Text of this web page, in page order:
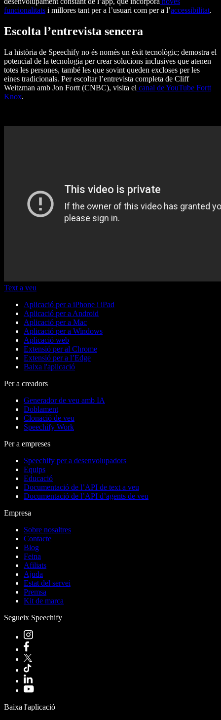
funcionalitats i millores tant per a l’usuari com per a l’accessibilitat.
Escolta l’entrevista sencera
La història de Speechify no és només un èxit tecnològic; demostra el
potencial de la tecnologia per crear solucions inclusives que atenen
totes les persones, també les que sovint queden excloses per les
eines tradicionals. Per escoltar l’entrevista completa de Cliff
Weitzman amb Jon Fortt (CNBC), visita el canal de YouTube Fortt
Knox.
Text a veu
Aplicació per a iPhone i iPad
Aplicació per a Android
Aplicació per a Mac
Aplicació per a Windows
Aplicació web
Extensió per al Chrome
Extensió per a l’Edge
Baixa l'aplicació
Per a creadors
Generador de veu amb IA
Doblament
Clonació de veu
Speechify Work
Per a empreses
Speechify per a desenvolupadors
Equips
Educació
Documentació de l’API de text a veu
Documentació de l’API d’agents de veu
Empresa
Sobre nosaltres
Contacte
Blog
Feina
Afiliats
Ajuda
Estat del servei
Premsa
Kit de marca
Segueix Speechify
Baixa l'aplicació